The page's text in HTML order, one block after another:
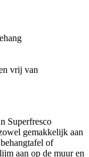
vrij van
Superfresco
gemakkelijk aan
of
aan op de muur en